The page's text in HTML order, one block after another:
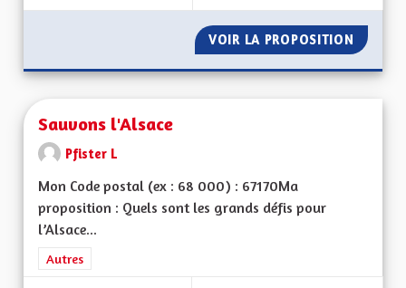
VOIR LA PROPOSITION
Sauvons l'Alsace
Pfister L
Mon Code postal (ex : 68 000) : 67170Ma
proposition : Quels sont les grands défis pour
l’Alsace...
Filtrer les résultats de la catégorie : Autres
Autres